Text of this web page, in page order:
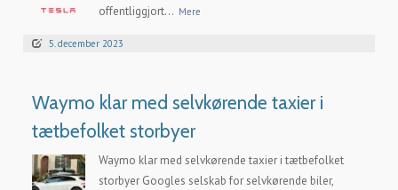
offentliggjort... Mere
5. december 2023
Waymo klar med selvkørende taxier i
tætbefolket storbyer
Waymo klar med selvkørende taxier i tætbefolket
storbyer Googles selskab for selvkørende biler,